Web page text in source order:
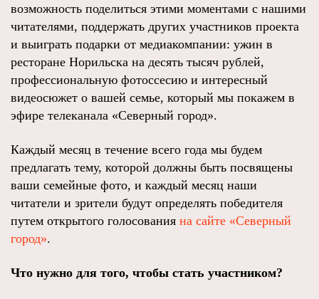
возможность поделиться этими моментами с нашими
читателями, поддержать других участников проекта
и выиграть подарки от медиакомпании: ужин в
ресторане Норильска на десять тысяч рублей,
профессиональную фотоссесию и интересный
видеосюжет о вашей семье, который мы покажем в
эфире телеканала «Северный город».
Каждый месяц в течение всего года мы будем
предлагать тему, которой должны быть посвящены
ваши семейные фото, и каждый месяц наши
читатели и зрители будут определять победителя
путем открытого голосования на сайте «Северный
город».
Что нужно для того, чтобы стать участником?